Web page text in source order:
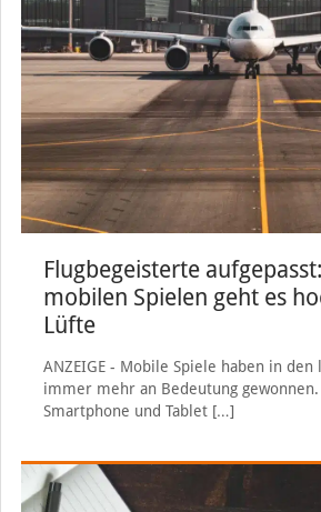
Flugbegeisterte
mobilen Spielen geht es
Lüfte
ANZEIGE - Mobile Spiele haben in den
immer mehr an Bedeutung
Smartphone und Tablet[…]